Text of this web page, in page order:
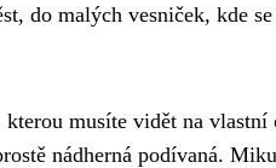
do malých vesniček, kde
kterou musíte vidět na
nádherná podívaná.